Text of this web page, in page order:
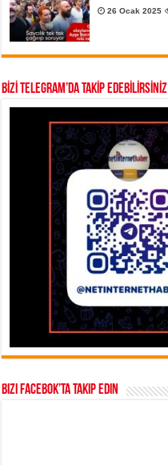
26 Ocak 2025
BİZİ TELEGRAM’DA TAKİP EDEBİLİRSİNİZ
Bizi Facebok’ta takip edin